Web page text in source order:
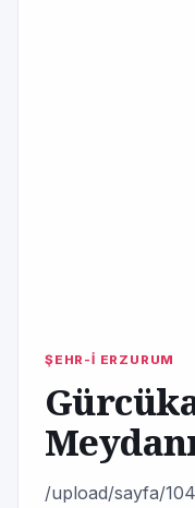
ŞEHR-İ ERZURUM
/upload/sayfa/